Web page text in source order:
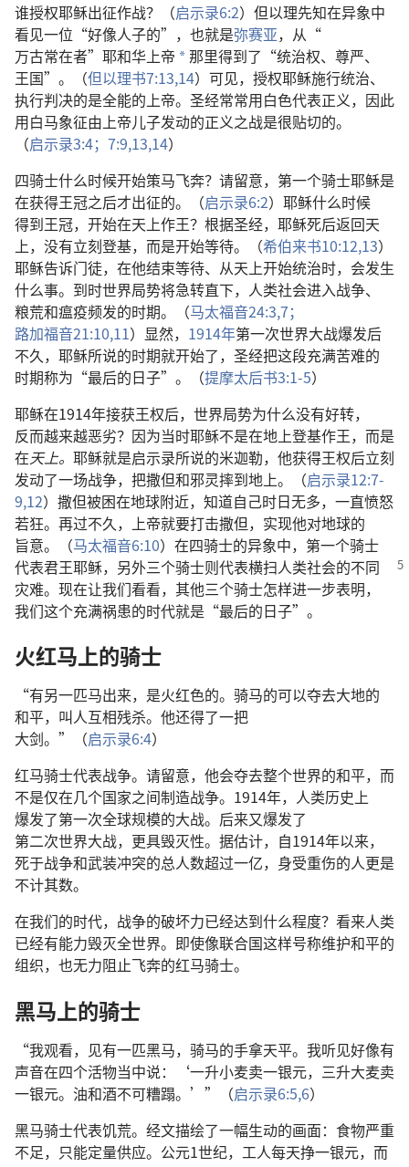
谁授权耶稣出征作战？（启示录6:2） 但以理先知在异象中
看见一位 “好像人子的”， 也就是弥赛亚， 从 “
万古常在者” 耶和华上帝 a那里得到了 “统治权、 尊严、
王国”。（但以理书7:13,14） 可见， 授权耶稣施行统治、
执行判决的是全能的上帝。 圣经常常用白色代表正义， 因此
用白马象征由上帝儿子发动的正义之战是很贴切的。
（启示录3:4； 7:9,13,14）
四骑士什么时候开始策马飞奔？ 请留意， 第一个骑士耶稣是
在获得王冠之后才出征的。（启示录6:2） 耶稣什么时候
得到王冠， 开始在天上作王？ 根据圣经， 耶稣死后返回天
上， 没有立刻登基， 而是开始等待。（希伯来书10:12,13）
耶稣告诉门徒， 在他结束等待、 从天上开始统治时， 会发生
什么事。 到时世界局势将急转直下， 人类社会进入战争、
粮荒和瘟疫频发的时期。（马太福音24:3,7；
路加福音21:10,11） 显然， 1914年第一次世界大战爆发后
不久， 耶稣所说的时期就开始了， 圣经把这段充满苦难的
时期称为 “最后的日子”。（提摩太后书3:1-5）
耶稣在1914年接获王权后， 世界局势为什么没有好转，
反而越来越恶劣？ 因为当时耶稣不是在地上登基作王， 而是
在天上。 耶稣就是启示录所说的米迦勒， 他获得王权后立刻
发动了一场战争， 把撒但和邪灵摔到地上。（启示录12:7-
9,12） 撒但被困在地球附近， 知道自己时日无多， 一直愤怒
若狂。 再过不久， 上帝就要打击撒但， 实现他对地球的
旨意。（马太福音6:10） 在四骑士的异象中， 第一个骑士
代表君王耶稣， 另外三个骑士则代表横扫人类社会的不同
灾难。 现在让我们看看， 其他三个骑士怎样进一步表明，
我们这个充满祸患的时代就是 “最后的日子”。
火红马上的骑士
“有另一匹马出来， 是火红色的。 骑马的可以夺去大地的
和平， 叫人互相残杀。 他还得了一把
大剑。”（启示录6:4）
红马骑士代表战争。 请留意， 他会夺去整个世界的和平， 而
不是仅在几个国家之间制造战争。1914年， 人类历史上
爆发了第一次全球规模的大战。 后来又爆发了
第二次世界大战， 更具毁灭性。 据估计， 自1914年以来，
死于战争和武装冲突的总人数超过一亿， 身受重伤的人更是
不计其数。
在我们的时代， 战争的破坏力已经达到什么程度？ 看来人类
已经有能力毁灭全世界。 即使像联合国这样号称维护和平的
组织， 也无力阻止飞奔的红马骑士。
黑马 上的骑士
“我观看， 见有一匹黑马， 骑马的手拿天平。 我听见好像有
声音在四个活物当中说：‘一升小麦卖一银元， 三升大麦卖
一银元。 油和酒不可糟蹋。’”（启示录6:5,6）
黑马骑士代表饥荒。 经文描绘了一幅生动的画面： 食物严重
不足， 只能定量供应。 公元1世纪， 工人每天挣一银元， 而